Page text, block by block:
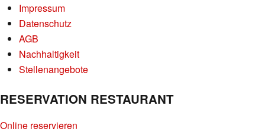
Impressum
Datenschutz
AGB
Nachhaltigkeit
Stellenangebote
RESERVATION RESTAURANT
Online reservieren